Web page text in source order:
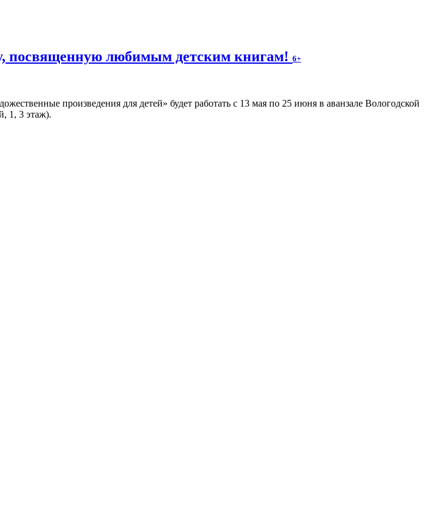
посвященную любимым детским книгам! 6+
произведения для детей» будет работать с 13 мая по 25 июня в аванзале Вологодской
1, 3 этаж).